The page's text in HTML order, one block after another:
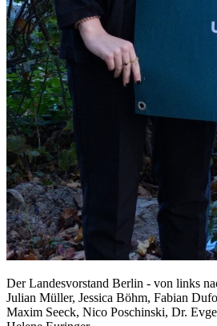
Der Landesvorstand Berlin - von links
Julian Müller, Jessica Böhm, Fabian
Maxim Seeck, Nico Poschinski, Dr.